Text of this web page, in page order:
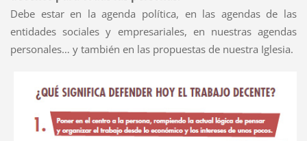
Debe estar en la agenda política, en las agendas de las
entidades sociales y empresariales, en nuestras agendas
personales… y también en las propuestas de nuestra Iglesia.